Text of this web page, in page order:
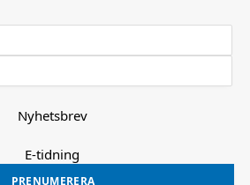
Nyhetsbrev
E-tidning
PRENUMERERA